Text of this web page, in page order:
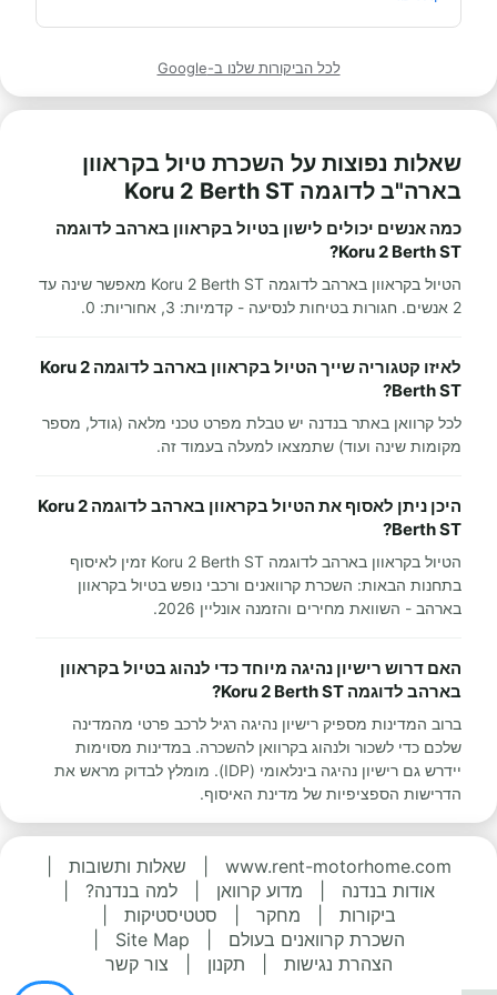
לכל הביקורות שלנו ב-Google
שאלות נפוצות על השכרת טיול בקראוון
בארה"ב לדוגמה Koru 2 Berth ST
כמה אנשים יכולים לישון בטיול בקראוון בארהב לדוגמה
Koru 2 Berth ST?
הטיול בקראוון בארהב לדוגמה Koru 2 Berth ST מאפשר שינה עד
2 אנשים. חגורות בטיחות לנסיעה - קדמיות: 3, אחוריות: 0.
לאיזו קטגוריה שייך הטיול בקראוון בארהב לדוגמה Koru 2
Berth ST?
לכל קרוואן באתר בנדנה יש טבלת מפרט טכני מלאה (גודל, מספר
מקומות שינה ועוד) שתמצאו למעלה בעמוד זה.
היכן ניתן לאסוף את הטיול בקראוון בארהב לדוגמה Koru 2
Berth ST?
הטיול בקראוון בארהב לדוגמה Koru 2 Berth ST זמין לאיסוף
בתחנות הבאות: השכרת קרוואנים ורכבי נופש בטיול בקראוון
בארהב - השוואת מחירים והזמנה אונליין 2026.
האם דרוש רישיון נהיגה מיוחד כדי לנהוג בטיול בקראוון
בארהב לדוגמה Koru 2 Berth ST?
ברוב המדינות מספיק רישיון נהיגה רגיל לרכב פרטי מהמדינה
שלכם כדי לשכור ולנהוג בקרוואן להשכרה. במדינות מסוימות
יידרש גם רישיון נהיגה בינלאומי (IDP). מומלץ לבדוק מראש את
הדרישות הספציפיות של מדינת האיסוף.
www.rent-motorhome.com שאלות ותשובות
אודות בנדנה
מדוע קרוואן למה בנדנה?
ביקורות
מחקר סטטיסטיקות
השכרת קרוואנים בעולם
Site Map
הצהרת נגישות
תקנון צור קשר